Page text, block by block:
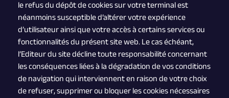
le refus du dépôt de cookies sur votre terminal est
néanmoins susceptible d’altérer votre expérience
d’utilisateur ainsi que votre accès à certains services ou
fonctionnalités du présent site web. Le cas échéant,
l’Editeur du site décline toute responsabilité concernant
les conséquences liées à la dégradation de vos conditions
de navigation qui interviennent en raison de votre choix
de refuser, supprimer ou bloquer les cookies nécessaires